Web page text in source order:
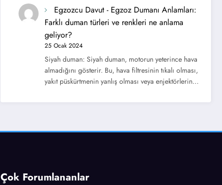
Egzozcu Davut - Egzoz Dumanı Anlamları:
Farklı duman türleri ve renkleri ne anlama
geliyor?
25 Ocak 2024
Siyah duman: Siyah duman, motorun yeterince hava
almadığını gösterir. Bu, hava filtresinin tıkalı olması,
yakıt püskürtmenin yanlış olması veya enjektörlerin…
Çok Forumlananlar